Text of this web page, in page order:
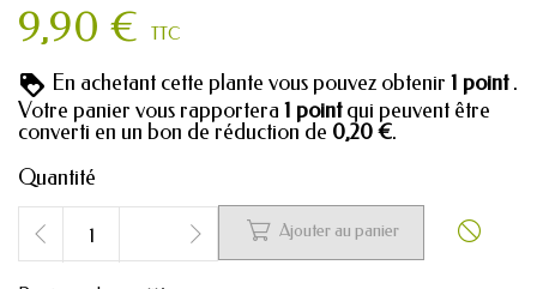
9,90 € TTC
En achetant cette plante vous pouvez obtenir 1 point .
Votre panier vous rapportera 1 pointqui peuvent être
converti en un bon de réduction de 0,20 €.
Quantité
 Ajouter au panier 